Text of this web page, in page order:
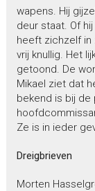
wapens. Hij
deur staat. Of
heeft zichzelf in
vrij knullig. Het
getoond. De
Mikael ziet dat
bekend is bij de
Ze is in ieder
Dreigbrieven
Morten